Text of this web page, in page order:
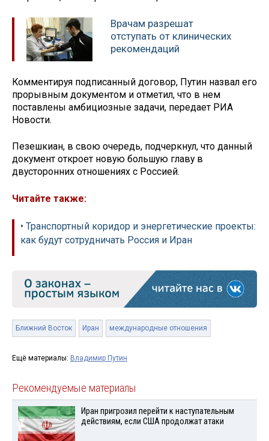
Врачам разрешат
отступать от клинических
рекомендаций
Комментируя подписанный договор, Путин назвал его
прорывным документом и отметил, что в нем
поставлены амбициозные задачи, передает РИА
Новости.
Пезешкиан, в свою очередь, подчеркнул, что данный
документ откроет новую большую главу в
двусторонних отношениях с Россией.
Читайте также:
• Транспортный коридор и энергетические проекты:
как будут сотрудничать Россия и Иран
Ближний Восток Иран международные отношения
Ещё материалы: Владимир Путин
Рекомендуемые материалы
Иран пригрозил перейти к наступательным
действиям, если США продолжат атаки